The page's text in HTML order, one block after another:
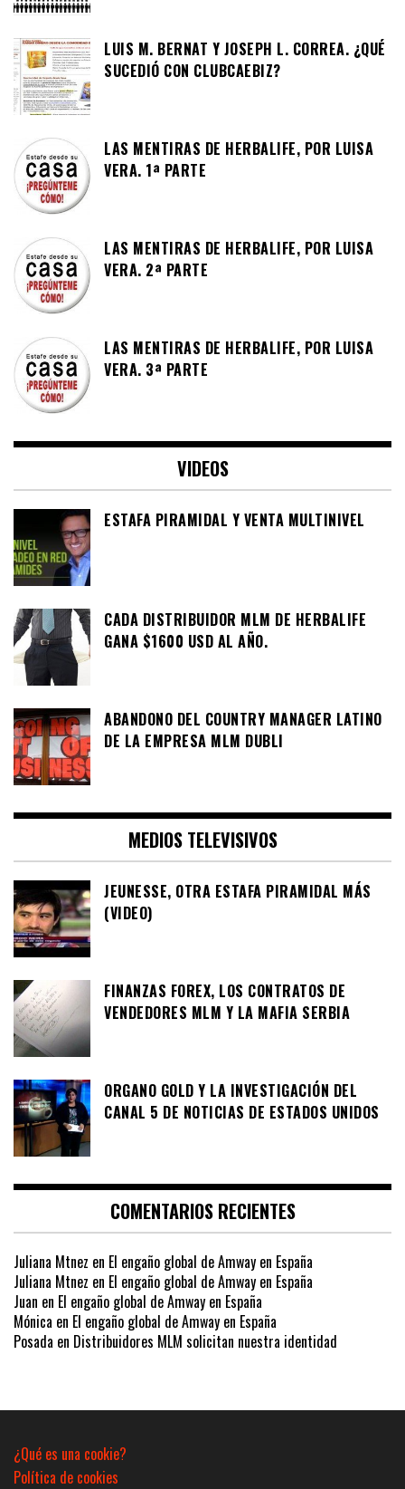
LUIS M. BERNAT Y JOSEPH L. CORREA. ¿QUÉ
SUCEDIÓ CON CLUBCAEBIZ?
LAS MENTIRAS DE HERBALIFE, POR LUISA
VERA. 1ª PARTE
LAS MENTIRAS DE HERBALIFE, POR LUISA
VERA. 2ª PARTE
LAS MENTIRAS DE HERBALIFE, POR LUISA
VERA. 3ª PARTE
VIDEOS
ESTAFA PIRAMIDAL Y VENTA MULTINIVEL
CADA DISTRIBUIDOR MLM DE HERBALIFE
GANA $1600 USD AL AÑO.
ABANDONO DEL COUNTRY MANAGER LATINO
DE LA EMPRESA MLM DUBLI
MEDIOS TELEVISIVOS
JEUNESSE, OTRA ESTAFA PIRAMIDAL MÁS
(VIDEO)
FINANZAS FOREX, LOS CONTRATOS DE
VENDEDORES MLM Y LA MAFIA SERBIA
ORGANO GOLD Y LA INVESTIGACIÓN DEL
CANAL 5 DE NOTICIAS DE ESTADOS UNIDOS
COMENTARIOS RECIENTES
Juliana Mtnez en El engaño global de Amway en España
Juliana Mtnez en El engaño global de Amway en España
Juan en El engaño global de Amway en España
Mónica en El engaño global de Amway en España
Posada en Distribuidores MLM solicitan nuestra identidad
¿Qué es una cookie?
Política de cookies